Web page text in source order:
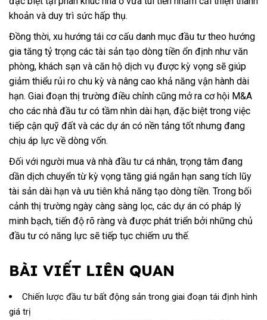
khoản và duy trì sức hấp thụ.
Đồng thời, xu hướng tái cơ cấu danh mục đầu tư theo hướng
gia tăng tỷ trọng các tài sản tạo dòng tiền ổn định như văn
phòng, khách sạn và căn hộ dịch vụ được kỳ vọng sẽ giúp
giảm thiểu rủi ro chu kỳ và nâng cao khả năng vận hành dài
hạn. Giai đoạn thị trường điều chỉnh cũng mở ra cơ hội M&A
cho các nhà đầu tư có tầm nhìn dài hạn, đặc biệt trong việc
tiếp cận quỹ đất và các dự án có nền tảng tốt nhưng đang
chịu áp lực về dòng vốn.
Đối với người mua và nhà đầu tư cá nhân, trọng tâm đang
dần dịch chuyển từ kỳ vọng tăng giá ngắn hạn sang tích lũy
tài sản dài hạn và ưu tiên khả năng tạo dòng tiền. Trong bối
cảnh thị trường ngày càng sàng lọc, các dự án có pháp lý
minh bạch, tiến độ rõ ràng và được phát triển bởi những chủ
đầu tư có năng lực sẽ tiếp tục chiếm ưu thế.
BÀI VIẾT LIÊN QUAN
Chiến lược đầu tư bất động sản trong giai đoạn tái định hình
giá trị